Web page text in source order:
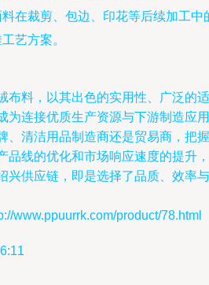
料在裁剪、包边、印花等后续加工中
艺方案。
布料，以其出色的实用性、广泛的适
为连接优质生产资源与下游制造应用
、清洁用品制造商还是贸易商，把握
品线的优化和市场响应速度的提升，
兴供应链，即是选择了品质、效率与
www.ppuurrk.com/product/78.html